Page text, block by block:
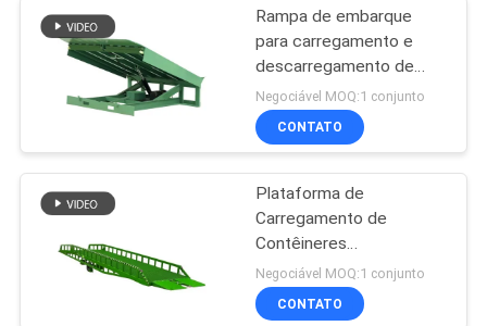
VISITA
FÁBRICA
CONTROLE
QUALIDADE
elevador de tesoura
autopropelido
O móbil Scissor o
elevador
Rampa de embarque
para carregamento e
descarregamento de
cargas em armazém com
altura ajustável
Negociável MOQ:1 conjunto
CONTATO
Plataforma de
Carregamento de
Contêineres
Personalizada, Armazém
Elétrico Hidráulico Dock
Leveler Rampa Hidráulica
Negociável MOQ:1 conjunto
CONTATO